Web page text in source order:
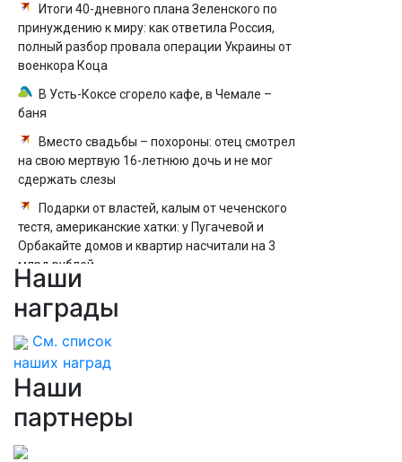
Итоги 40-дневного плана Зеленского по
принуждению к миру: как ответила Россия,
полный разбор провала операции Украины от
военкора Коца
В Усть-Коксе сгорело кафе, в Чемале –
баня
Вместо свадьбы – похороны: отец смотрел
на свою мертвую 16-летнюю дочь и не мог
сдержать слезы
Подарки от властей, калым от чеченского
тестя, американские хатки: у Пугачевой и
Орбакайте домов и квартир насчитали на 3
млрд рублей
техник, которые помогут взбодрить мозг
Наши
награды
См. список
наших наград
Наши
партнеры